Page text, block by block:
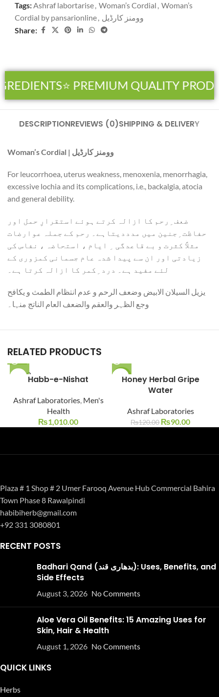
Tags:Ashraf labortarise, Woman’s Cordial , Woman’s
Cordial by pansarionline, وومنز کارڈیل
Share:
⭐ PREMIUM QUALITY
DESCRIPTIONREVIEWS (0)SHIPPING & DELIVERY
Woman’s Cordial | وومنز کارڈیل
For leucorrhoea, uterus weakness, menoxenia, menorrhagia,
excessive lochia and its complications, i.e., backalgia, atocia
and general debility.
ضعف ِرحم کا ازالہ کرتے ہوئے استقرارِ حمل اور
حفاظت ِجنین میں مدددیتاہے۔ رحم کے جملہ عوارضات
مثلاً کثرت و بے قاعدگی ﹺ ایام ، استحاضہ ، نفاس کی
زیادتی اور ان سے پیدا شدہ عام جسمانی کمزوری کے
لئے مفید ہے۔ درد ِکمر کا ازالہ کرتا ہے۔
یزیل السیلان الابیض وضعف الرحم و عدم انتظام الطمث و یکافح
وجع الظہر والعقم والضعف العام الناتج منہا۔
RELATED PRODUCTS
SOLD OHabb-e-Nishat
Ashraf Laboratories, Men's
Health
₨1,010.00
-25%Honey Herbal Gripe
Water
Ashraf Laboratories
₨120.00 ₨90.00
Plaza # 1 Shop # 2 Umer Farooq Avenue Hub Commercial Bahira
Town Phase 8 Rawalpindi
habibiherb@gmail.com
+92 331 3080801
RECENT POSTS
Badhari Qand (بدھاری قند): Uses, Benefits, and
Side Effects
August 3, 2026 No Comments
Aloe Vera Oil Benefits: 15 Amazing Uses for
Skin, Hair & Health
August 1, 2026 No Comments
QUICK LINKS
Herbs